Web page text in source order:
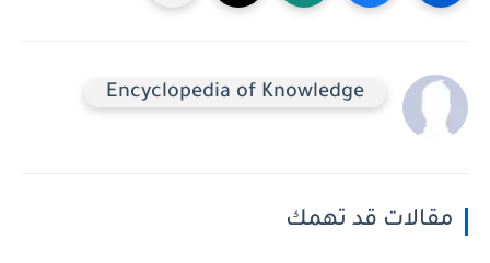
Encyclopedia of Knowledge
مقالات قد تهمك